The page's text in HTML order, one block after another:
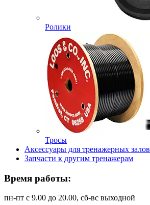
Ролики
Тросы
Аксессуары для тренажерных залов
Запчасти к другим тренажерам
Время работы:
пн-пт с 9.00 до 20.00, сб-вс выходной